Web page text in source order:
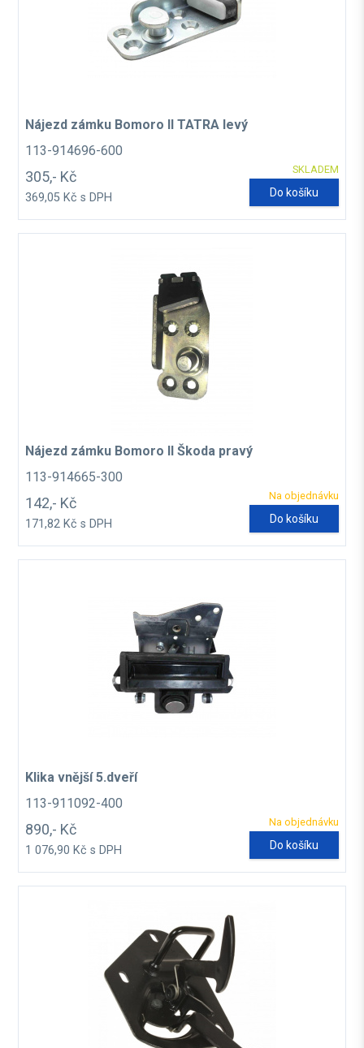
Nájezd zámku Bomoro II TATRA levý
113-914696-600
SKLADEM
305,- Kč
369,05 Kč s DPH Do košíku
Nájezd zámku Bomoro II Škoda pravý
113-914665-300
Na objednávku
142,- Kč
171,82 Kč s DPH Do košíku
Klika vnější 5.dveří
113-911092-400
Na objednávku
890,- Kč
1 076,90 Kč s DPH Do košíku